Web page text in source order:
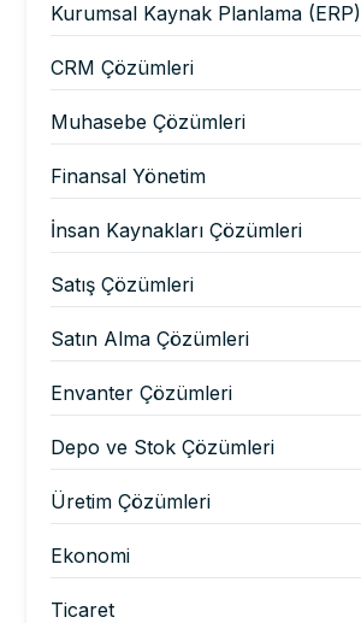
Kurumsal Kaynak Planlama (ERP)
CRM Çözümleri
Muhasebe Çözümleri
Finansal Yönetim
İnsan Kaynakları Çözümleri
Satış Çözümleri
Satın Alma Çözümleri
Envanter Çözümleri
Depo ve Stok Çözümleri
Üretim Çözümleri
Ekonomi
Ticaret